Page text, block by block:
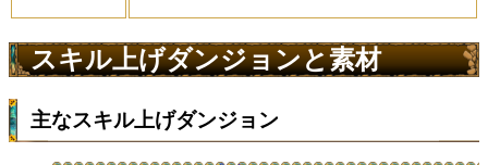
スキル上げダンジョンと素材
主なスキル上げダンジョン